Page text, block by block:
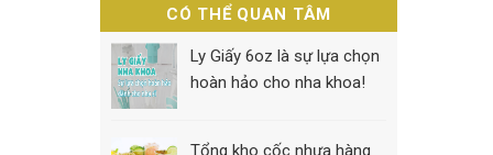
CÓ THỂ QUAN TÂM
Ly Giấy 6oz là sự lựa chọn
hoàn hảo cho nha khoa!
Tổng kho cốc nhựa hàng